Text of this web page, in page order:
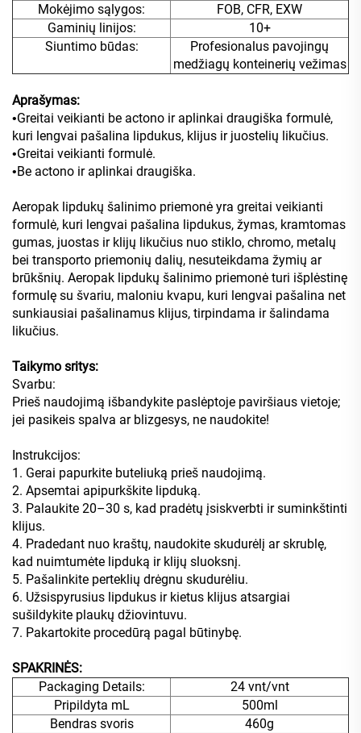
Mokėjimo sąlygos:
FOB, CFR, EXW
Gaminių linijos:
10+
Siuntimo būdas:
Profesionalus pavojingų
medžiagų konteinerių vežimas
Aprašymas:
•Greitai veikianti be actono ir aplinkai draugiška formulė,
kuri lengvai pašalina lipdukus, klijus ir juostelių likučius.
•Greitai veikianti formulė.
•Be actono ir aplinkai draugiška.
Aeropak lipdukų šalinimo priemonė yra greitai veikianti
formulė, kuri lengvai pašalina lipdukus, žymas, kramtomas
gumas, juostas ir klijų likučius nuo stiklo, chromo, metalų
bei transporto priemonių dalių, nesuteikdama žymių ar
brūkšnių. Aeropak lipdukų šalinimo priemonė turi išplėstinę
formulę su švariu, maloniu kvapu, kuri lengvai pašalina net
sunkiausiai pašalinamus klijus, tirpindama ir šalindama
likučius.
Taikymo sritys:
Svarbu:
Prieš naudojimą išbandykite paslėptoje paviršiaus vietoje;
jei pasikeis spalva ar blizgesys, ne naudokite!
Instrukcijos:
1. Gerai papurkite buteliuką prieš naudojimą.
2. Apsemtai apipurkškite lipduką.
3. Palaukite 20–30 s, kad pradėtų įsiskverbti ir suminkštinti
klijus.
4. Pradedant nuo kraštų, naudokite skudurėlį ar skrublę,
kad nuimtumėte lipduką ir klijų sluoksnį.
5. Pašalinkite perteklių drėgnu skudurėliu.
6. Užsispyrusius lipdukus ir kietus klijus atsargiai
sušildykite plaukų džiovintuvu.
7. Pakartokite procedūrą pagal būtinybę.
SPAKRINĖS:
Packaging Details:
24 vnt/vnt
Pripildyta mL
500ml
Bendras svoris
460g